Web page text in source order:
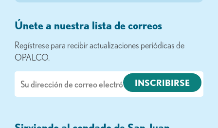
Únete a nuestra lista de correos
Regístrese para recibir actualizaciones periódicas de
OPALCO.
electrónico